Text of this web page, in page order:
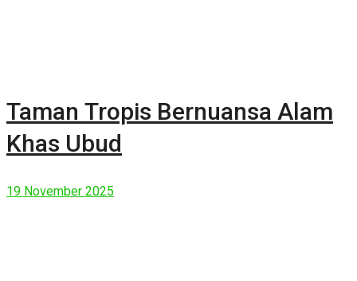
Taman Tropis Bernuansa Alam
Khas Ubud
19 November 2025